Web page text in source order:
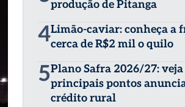
produção de Pitanga
4Limão-caviar: conheça a
cerca de R$2 mil o quilo
5Plano Safra 2026/27: veja
principais pontos
crédito rural